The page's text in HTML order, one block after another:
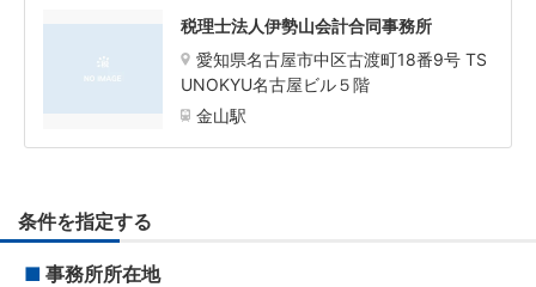
税理士法人伊勢山会計合同事務所
愛知県名古屋市中区古渡町18番9号 TS
UNOKYU名古屋ビル５階
金山駅
条件を指定する
■ 事務所所在地